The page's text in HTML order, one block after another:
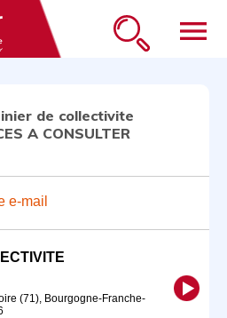
menu
de collectivite
A CONSULTER
e-mail
(71), Bourgogne-Franche-